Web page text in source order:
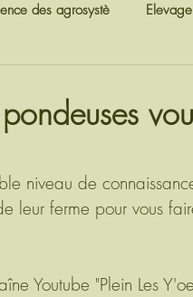
des agrosystè
élevages et méti
niveau de
leur ferme pour vous
Youtube "Plein Les